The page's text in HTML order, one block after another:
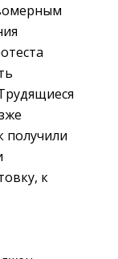
получили
к